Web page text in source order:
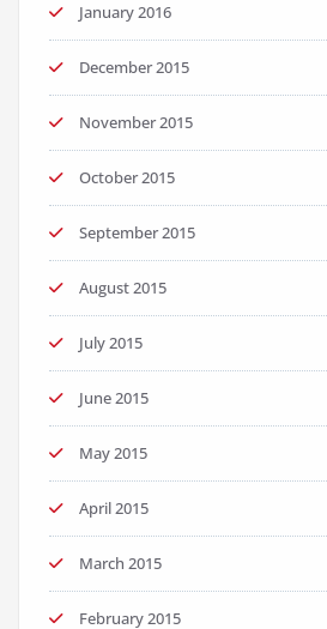
January 2016
December 2015
November 2015
October 2015
September 2015
August 2015
July 2015
June 2015
May 2015
April 2015
March 2015
February 2015